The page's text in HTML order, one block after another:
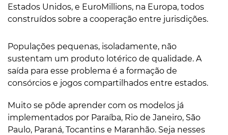
Estados Unidos, e EuroMillions, na Europa, todos
construídos sobre a cooperação entre jurisdições.
Populações pequenas, isoladamente, não
sustentam um produto lotérico de qualidade. A
saída para esse problema é a formação de
consórcios e jogos compartilhados entre estados.
Muito se pôde aprender com os modelos já
implementados por Paraíba, Rio de Janeiro, São
Paulo, Paraná, Tocantins e Maranhão. Seja nesses